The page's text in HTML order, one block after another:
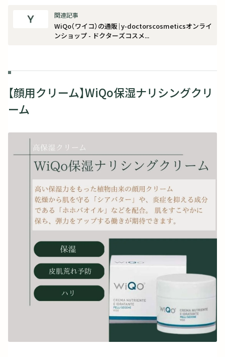
WiQo（ワイコ）の通販｜y-doctorscosmeticsオンライ
ンショップ - ドクターズコスメ...
【顔用クリーム】WiQo保湿ナリシングクリ
ーム